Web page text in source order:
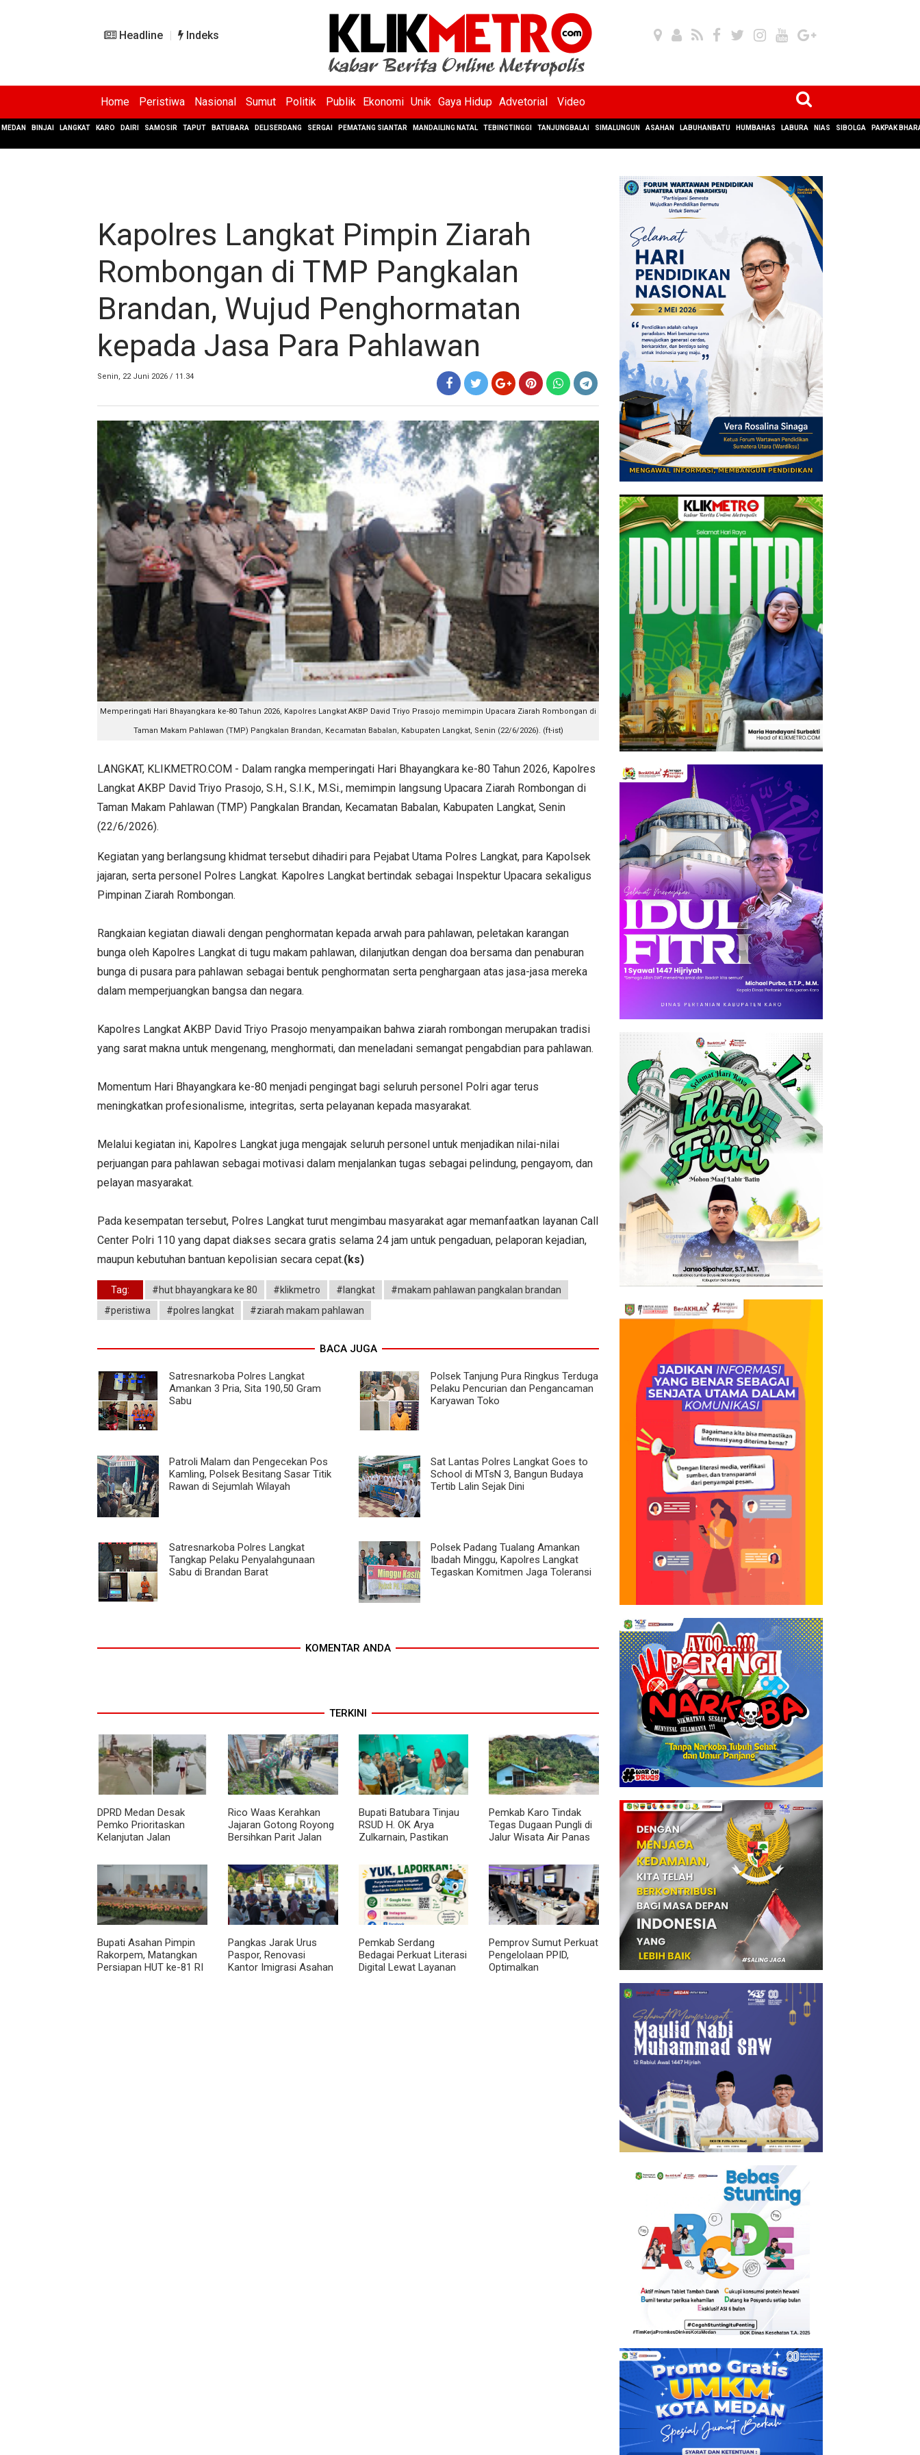
Headline Indeks
Home Peristiwa Nasional Sumut Politik Publik Ekonomi Unik Gaya Hidup Advetorial Video
MEDAN BINJAI LANGKAT KARO DAIRI SAMOSIR TAPUT BATUBARA DELISERDANG SERGAI PEMATANG SIANTAR MANDAILING NATAL TEBINGTINGGI TANJUNGBALAI SIMALUNGUN ASAHAN LABUHANBATU HUMBAHAS LABURA NIAS SIBOLGA PAKPAK
Kapolres Langkat Pimpin Ziarah
Rombongan di TMP Pangkalan
Brandan, Wujud Penghormatan
kepada Jasa Para Pahlawan
Senin, 22 Juni 2026 / 11.34
Memperingati Hari Bhayangkara ke-80 Tahun 2026, Kapolres Langkat AKBP David Triyo Prasojo memimpin Upacara Ziarah Rombongan di
Taman Makam Pahlawan (TMP) Pangkalan Brandan, Kecamatan Babalan, Kabupaten Langkat, Senin (22/6/2026). (ft-ist)
LANGKAT, KLIKMETRO.COM - Dalam rangka memperingati Hari Bhayangkara ke-80 Tahun 2026, Kapolres
Langkat AKBP David Triyo Prasojo, S.H., S.I.K., M.Si., memimpin langsung Upacara Ziarah Rombongan di
Taman Makam Pahlawan (TMP) Pangkalan Brandan, Kecamatan Babalan, Kabupaten Langkat, Senin
(22/6/2026).
Kegiatan yang berlangsung khidmat tersebut dihadiri para Pejabat Utama Polres Langkat, para Kapolsek
jajaran, serta personel Polres Langkat. Kapolres Langkat bertindak sebagai Inspektur Upacara sekaligus
Pimpinan Ziarah Rombongan.
Rangkaian kegiatan diawali dengan penghormatan kepada arwah para pahlawan, peletakan karangan
bunga oleh Kapolres Langkat di tugu makam pahlawan, dilanjutkan dengan doa bersama dan penaburan
bunga di pusara para pahlawan sebagai bentuk penghormatan serta penghargaan atas jasa-jasa mereka
dalam memperjuangkan bangsa dan negara.
Kapolres Langkat AKBP David Triyo Prasojo menyampaikan bahwa ziarah rombongan merupakan tradisi
yang sarat makna untuk mengenang, menghormati, dan meneladani semangat pengabdian para pahlawan.
Momentum Hari Bhayangkara ke-80 menjadi pengingat bagi seluruh personel Polri agar terus
meningkatkan profesionalisme, integritas, serta pelayanan kepada masyarakat.
Melalui kegiatan ini, Kapolres Langkat juga mengajak seluruh personel untuk menjadikan nilai-nilai
perjuangan para pahlawan sebagai motivasi dalam menjalankan tugas sebagai pelindung, pengayom, dan
pelayan masyarakat.
Pada kesempatan tersebut, Polres Langkat turut mengimbau masyarakat agar memanfaatkan layanan Call
Center Polri 110 yang dapat diakses secara gratis selama 24 jam untuk pengaduan, pelaporan kejadian,
maupun kebutuhan bantuan kepolisian secara cepat.(ks)
Tag: #hut bhayangkara ke 80 #klikmetro #langkat
#makam pahlawan pangkalan brandan
#peristiwa
#polres langkat #ziarah makam pahlawan
BACA JUGA
Satresnarkoba Polres Langkat
Amankan 3 Pria, Sita 190,50 Gram
Sabu
Polsek Tanjung Pura Ringkus Terduga
Pelaku Pencurian dan Pengancaman
Karyawan Toko
Patroli Malam dan Pengecekan Pos
Kamling, Polsek Besitang Sasar Titik
Rawan di Sejumlah Wilayah
Sat Lantas Polres Langkat Goes to
School di MTsN 3, Bangun Budaya
Tertib Lalin Sejak Dini
Satresnarkoba Polres Langkat
Tangkap Pelaku Penyalahgunaan
Sabu di Brandan Barat
Polsek Padang Tualang Amankan
Ibadah Minggu, Kapolres Langkat
Tegaskan Komitmen Jaga Toleransi
KOMENTAR ANDA
TERKINI
DPRD Medan Desak
Pemko Prioritaskan
Kelanjutan Jalan
Mangkrak
Rico Waas Kerahkan
Jajaran Gotong Royong
Bersihkan Parit Jalan
Sedimentasi Tebal
Bupati Batubara Tinjau
RSUD H. OK Arya
Zulkarnain, Pastikan
Masyarakat Terus
Ditingkatkan
Pemkab Karo Tindak
Tegas Dugaan Pungli di
Jalur Wisata Air Panas
Doulu
Bupati Asahan Pimpin
Rakorpem, Matangkan
Persiapan HUT ke-81 RI
Pangkas Jarak Urus
Paspor, Renovasi
Kantor Imigrasi Asahan
Pemkab Serdang
Bedagai Perkuat Literasi
Digital Lewat Layanan
Pemprov Sumut Perkuat
Pengelolaan PPID,
Optimalkan